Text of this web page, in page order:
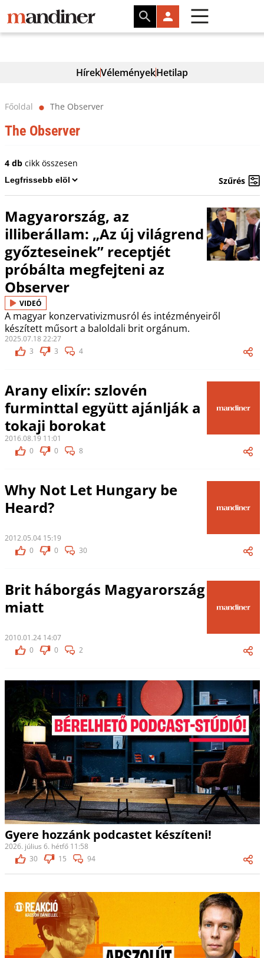
HírekVéleményekHetilap
Főoldal ⬤ The Observer
The Observer
4 dbcikk összesen
Szűrés
Magyarország, az
illiberállam: „Az új világrend
győzteseinek” receptjét
próbálta megfejteni az
Observer
VIDEÓ
A magyar konzervativizmusról és intézményeiről
készített műsort a baloldali brit orgánum.
2025.07.18 22:27
3
3 4
Arany elixír: szlovén
furminttal együtt ajánlják a
tokaji borokat
2016.08.19 11:01
0
0 8
Why Not Let Hungary be
Heard?
2012.05.04 15:19
0
0 30
Brit háborgás Magyarország
miatt
2010.01.24 14:07
0
0 2
Gyere hozzánk podcastet készíteni!
2026. július 6. hétfő 11:58
30
15 94